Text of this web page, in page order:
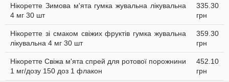
Нікоретте Зимова м'ята гумка жувальна лікувальна
4 мг 30 шт
335.30
грн
Нікоретте зі смаком свіжих фруктів гумка жувальна
лікувальна 4 мг 30 шт
359.30
грн
Нікоретте Свіжа м'ята спрей для ротової порожнини
1 мг/дозу 150 доз 1 флакон
452.10
грн